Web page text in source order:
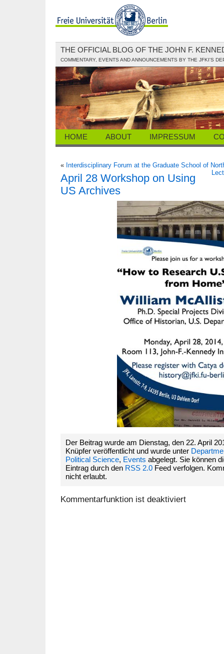
THE OFFICIAL BLOG OF THE JOHN F.
COMMENTARY, EVENTS AND ANNOUNCEMENTS BY THE JFKI'S
HOME ABOUT IMPRESSUM
« Interdisciplinary Forum at the Graduate School of
April 28 Workshop on Using
US Archives
Der Beitrag wurde am Dienstag, den 22. April
Knüpfer veröffentlicht und wurde unter
Political Science, Events abgelegt. Sie können
Eintrag durch den RSS 2.0 Feed verfolgen.
nicht erlaubt.
Kommentarfunktion ist deaktiviert